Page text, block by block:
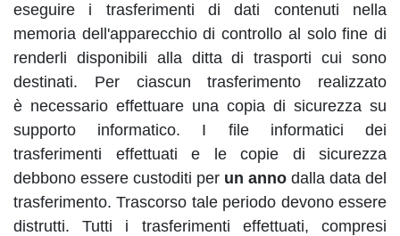
eseguire i trasferimenti di dati contenuti nella
memoria dell'apparecchio di controllo al solo fine di
renderli disponibili alla ditta di trasporti cui sono
destinati. Per ciascun trasferimento realizzato
è necessario effettuare una copia di sicurezza su
supporto informatico. I file informatici dei
trasferimenti effettuati e le copie di sicurezza
debbono essere custoditi per un anno dalla data del
trasferimento. Trascorso tale periodo devono essere
distrutti. Tutti i trasferimenti effettuati, compresi